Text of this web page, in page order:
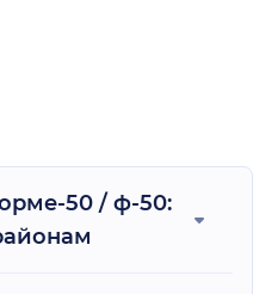
50 / ф-50: